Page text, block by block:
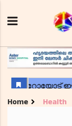
Home Health